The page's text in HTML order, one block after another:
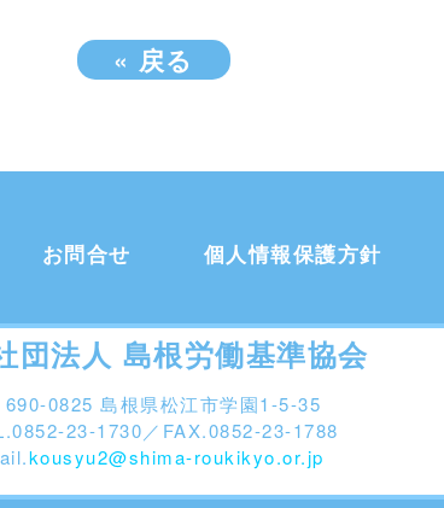
« 戻る
お問合せ 個人情報保護方針
団法人 島根労働基準協会
690-0825 島根県松江市学園1-5-35
23-1730／FAX.0852-23-1788
kousyu2@shima-roukikyo.or.jp